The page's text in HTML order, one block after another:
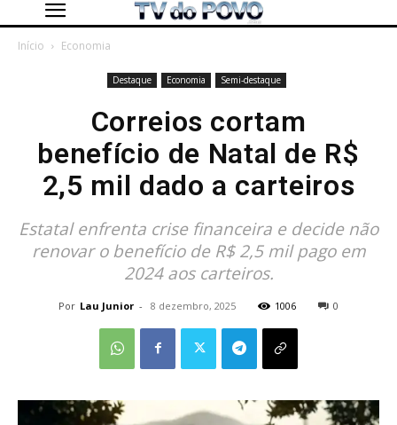
Início Economia
Destaque Economia Semi-destaque
Correios cortam
benefício de Natal de R$
2,5 mil dado a carteiros
Estatal enfrenta crise financeira e decide não
renovar o benefício de R$ 2,5 mil pago em
2024 aos carteiros.
Por Lau Junior - 8 dezembro, 2025 1006 0